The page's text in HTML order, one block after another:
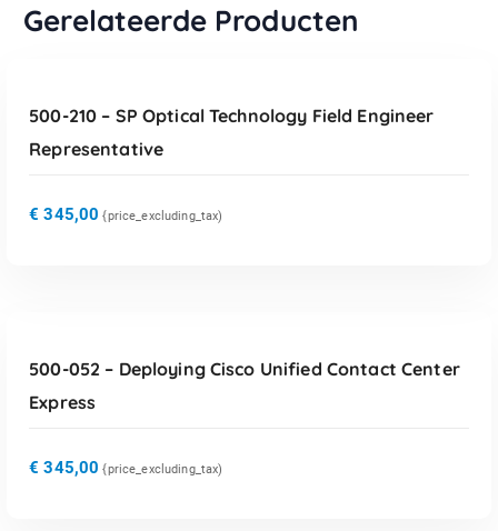
Gerelateerde Producten
500-210 – SP Optical Technology Field Engineer
Representative
€ 345,00 {price_excluding_tax)
500-052 – Deploying Cisco Unified Contact Center
Express
€ 345,00 {price_excluding_tax)